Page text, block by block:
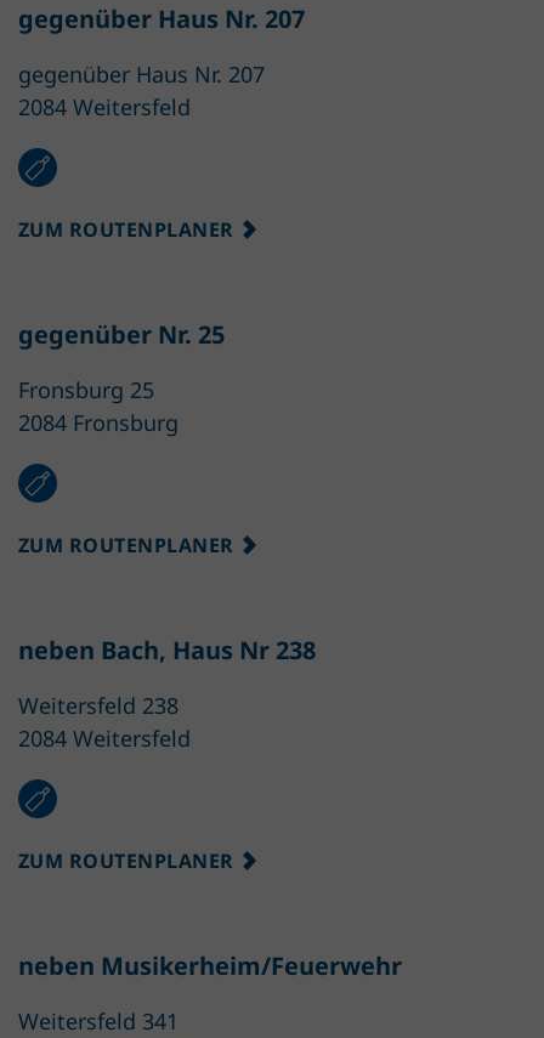
gegenüber Haus Nr. 207
gegenüber Haus Nr. 207
2084 Weitersfeld
ZUM ROUTENPLANER
gegenüber Nr. 25
Fronsburg 25
2084 Fronsburg
ZUM ROUTENPLANER
neben Bach, Haus Nr 238
Weitersfeld 238
2084 Weitersfeld
ZUM ROUTENPLANER
neben Musikerheim/Feuerwehr
Weitersfeld 341